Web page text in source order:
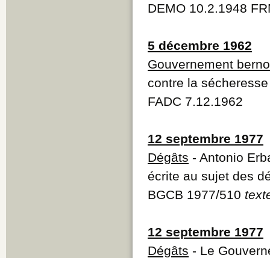
DEMO 10.2.1948
5 décembre 1962
Gouvernement
contre la
FADC 7.12.1962
12 septembre 1977
Dégâts - Antonio
écrite au sujet des
BGCB 1977/510
12 septembre 1977
Dégâts - Le